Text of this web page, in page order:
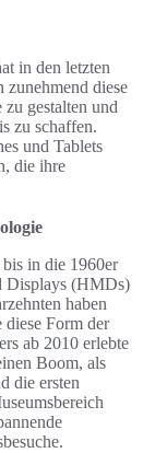
in den letzten
zunehmend diese
gestalten und
zu schaffen.
und Tablets
die ihre
in die 1960er
Displays (HMDs)
haben
diese Form der
ab 2010 erlebte
Boom, als
die ersten